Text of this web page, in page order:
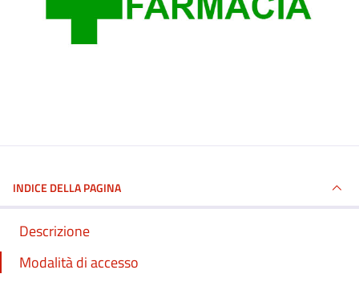
INDICE DELLA PAGINA
Descrizione
Modalità di accesso